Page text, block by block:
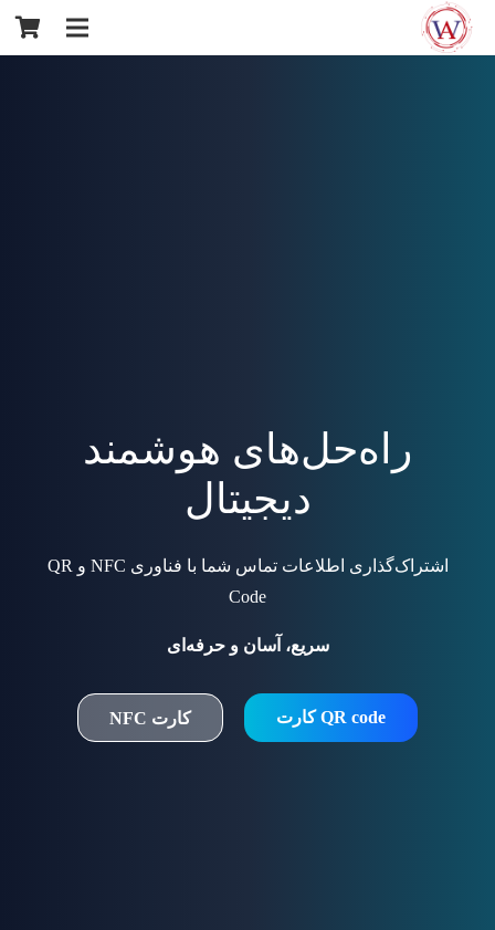
راه‌حل‌های هوشمند
دیجیتال
اشتراک‌گذاری اطلاعات تماس شما با فناوری NFC و QR
Code
سریع، آسان و حرفه‌ای
QR code کارت کارت NFC